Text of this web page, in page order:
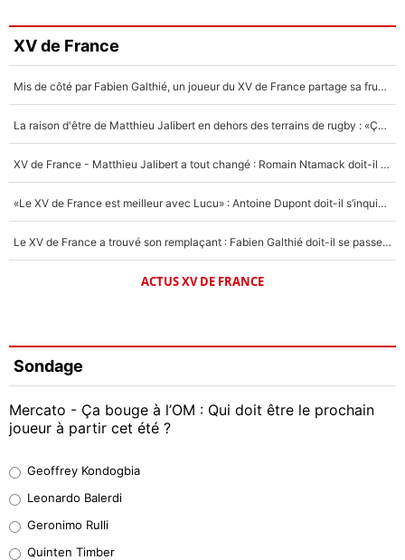
XV de France
Mis de côté par Fabien Galthié, un joueur du XV de France partage sa frustration : «ils ne me l’ont pas dit tout de suite»
La raison d'être de Matthieu Jalibert en dehors des terrains de rugby : «Ça m'atteint autant que si tu touches à un membre de ma famille»
XV de France - Matthieu Jalibert a tout changé : Romain Ntamack doit-il s’inquiéter pour sa place à un an de la Coupe du monde ?
«Le XV de France est meilleur avec Lucu» : Antoine Dupont doit-il s’inquiéter pour sa place ?
Le XV de France a trouvé son remplaçant : Fabien Galthié doit-il se passer d'Antoine Dupont ?
ACTUS XV DE FRANCE
Sondage
Mercato - Ça bouge à l’OM : Qui doit être le prochain
joueur à partir cet été ?
38%
32%
Geoffrey Kondogbia
Leonardo Balerdi
Geronimo Rulli
Quinten Timber